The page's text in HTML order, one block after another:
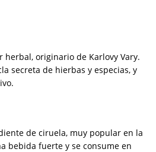
herbal, originario de Karlovy Vary.
secreta de hierbas y especias, y
de ciruela, muy popular en la
bebida fuerte y se consume en